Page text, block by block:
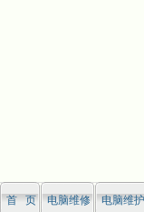
首 页 电脑维修 电脑维护